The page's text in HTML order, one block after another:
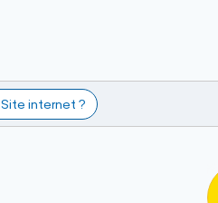
Site internet ?